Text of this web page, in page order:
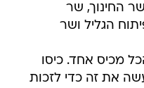
החינוך, שר
הגליל ושר
מכיס אחד. כיסו
את זה כדי לזכות